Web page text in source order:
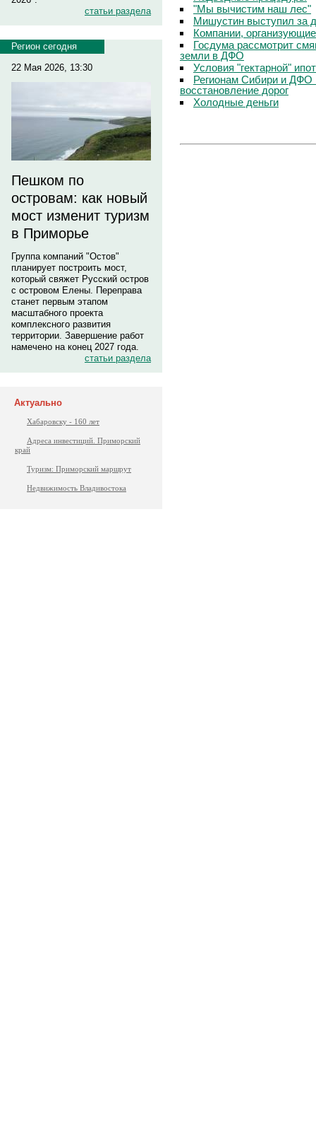
статьи раздела
Регион сегодня
22 Мая 2026, 13:30
Пешком по
островам: как новый
мост изменит туризм
в Приморье
Группа компаний "Остов"
планирует построить мост,
который свяжет Русский остров
с островом Елены. Переправа
станет первым этапом
масштабного проекта
комплексного развития
территории. Завершение работ
намечено на конец 2027 года.
статьи раздела
Актуально
Хабаровску - 160 лет
Адреса инвестиций. Приморский
край
Туризм: Приморский маршрут
Недвижимость Владивостока
"Мы вычистим наш лес"
Мишустин выступил за
Компании,
Госдума рассмотрит
земли в ДФО
Условия "гектарной"
Регионам Сибири и ДФО
восстановление дорог
Холодные деньги